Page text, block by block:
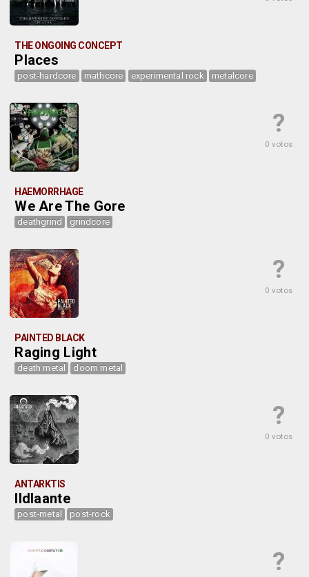
THE ONGOING CONCEPT
Places
post-hardcore mathcore experimental rock metalcore
?
0 votos
HAEMORRHAGE
We Are The Gore
deathgrind grindcore
?
0 votos
PAINTED BLACK
Raging Light
death metal doom metal
?
0 votos
ANTARKTIS
Ildlaante
post-metal post-rock
?